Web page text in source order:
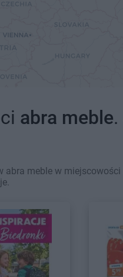
abra meble
meble w